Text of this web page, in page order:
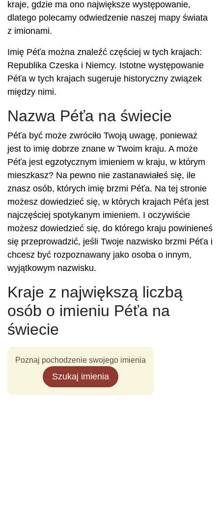
kraje, gdzie ma ono największe występowanie,
dlatego polecamy odwiedzenie naszej mapy świata
z imionami.
Imię Péťa można znaleźć częściej w tych krajach:
Republika Czeska i Niemcy. Istotne występowanie
Péťa w tych krajach sugeruje historyczny związek
między nimi.
Nazwa Péťa na świecie
Péťa być może zwróciło Twoją uwagę, ponieważ
jest to imię dobrze znane w Twoim kraju. A może
Péťa jest egzotycznym imieniem w kraju, w którym
mieszkasz? Na pewno nie zastanawiałeś się, ile
znasz osób, których imię brzmi Péťa. Na tej stronie
możesz dowiedzieć się, w których krajach Péťa jest
najczęściej spotykanym imieniem. I oczywiście
możesz dowiedzieć się, do którego kraju powinieneś
się przeprowadzić, jeśli Twoje nazwisko brzmi Péťa i
chcesz być rozpoznawany jako osoba o innym,
wyjątkowym nazwisku.
Kraje z największą liczbą
osób o imieniu Péťa na
świecie
Poznaj pochodzenie swojego imienia
Szukaj imienia